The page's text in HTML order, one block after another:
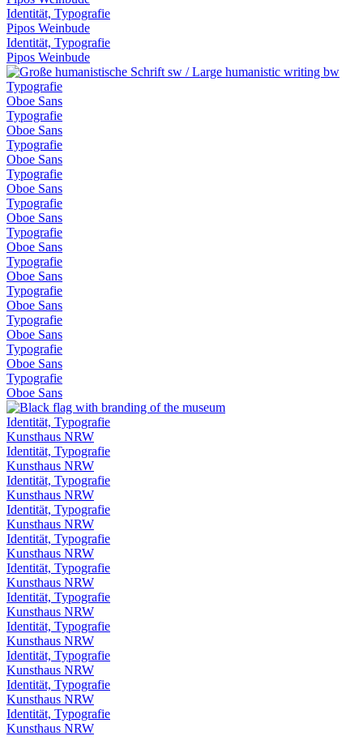
Identität, Typografie
Pipos Weinbude
Identität, Typografie
Pipos Weinbude
Typografie
Oboe Sans
Typografie
Oboe Sans
Typografie
Oboe Sans
Typografie
Oboe Sans
Typografie
Oboe Sans
Typografie
Oboe Sans
Typografie
Oboe Sans
Typografie
Oboe Sans
Typografie
Oboe Sans
Typografie
Oboe Sans
Typografie
Oboe Sans
Identität, Typografie
Kunsthaus NRW
Identität, Typografie
Kunsthaus NRW
Identität, Typografie
Kunsthaus NRW
Identität, Typografie
Kunsthaus NRW
Identität, Typografie
Kunsthaus NRW
Identität, Typografie
Kunsthaus NRW
Identität, Typografie
Kunsthaus NRW
Identität, Typografie
Kunsthaus NRW
Identität, Typografie
Kunsthaus NRW
Identität, Typografie
Kunsthaus NRW
Identität, Typografie
Kunsthaus NRW